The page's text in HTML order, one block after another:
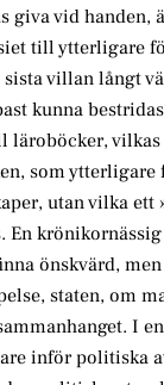
giva vid handen,
till ytterligare
villan långt
kunna
läroböcker,
som ytterligare
utan vilka ett
En
önskvärd,
staten, om
I
inför politiska